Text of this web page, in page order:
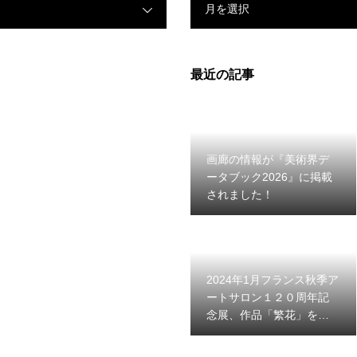
月を選択
最近の記事
画廊の情報が『美術界デ
ータブック2026』に掲載
されました！
2024年1月フランス秋季ア
ートサロン１２０周年記
念展、作品「繁花」を出